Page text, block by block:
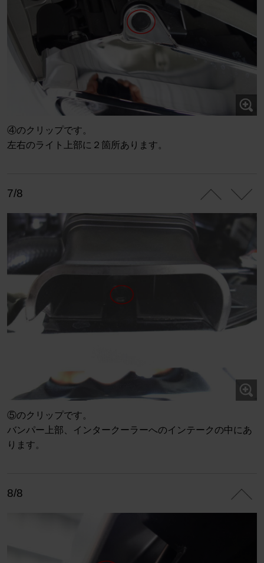
④のクリップです。
左右のライト上部に２箇所あります。
7/8
⑤のクリップです。
バンパー上部、インタークーラーへのインテークの中にあ
ります。
8/8